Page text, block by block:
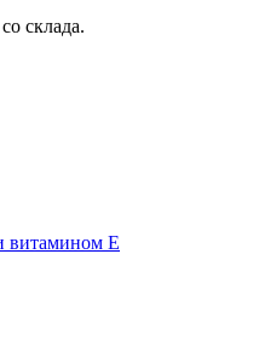
склада.
витамином Е